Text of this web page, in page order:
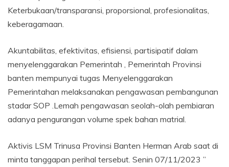
Keterbukaan/transparansi, proporsional, profesionalitas,
keberagamaan.
Akuntabilitas, efektivitas, efisiensi, partisipatif dalam
menyelenggarakan Pemerintah , Pemerintah Provinsi
banten mempunyai tugas Menyelenggarakan
Pemerintahan melaksanakan pengawasan pembangunan
stadar SOP .Lemah pengawasan seolah-olah pembiaran
adanya pengurangan volume spek bahan matrial.
Aktivis LSM Trinusa Provinsi Banten Herman Arab saat di
minta tanggapan perihal tersebut. Senin 07/11/2023 ”